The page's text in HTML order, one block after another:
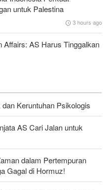
Kekalahan Trump Hasil
untuk Palestina
3 hours ago
Affairs: AS Harus Tinggalkan
Keruntuhan Psikologis
AS Cari Jalan untuk
dalam Pertempuran
Gagal di Hormuz!